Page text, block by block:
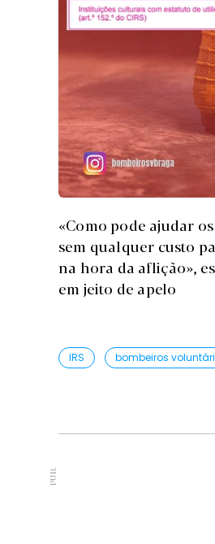
«Como pode ajudar
sem qualquer custo
na hora da aflição»,
em jeito de apelo
IRS bombeiros
PUB.